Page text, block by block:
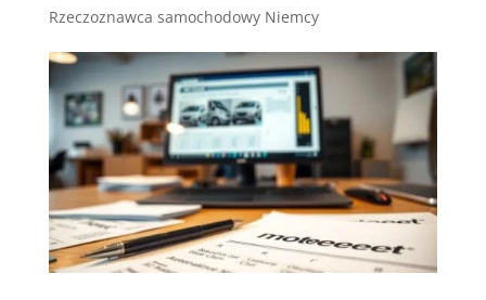
Rzeczoznawca samochodowy Niemcy